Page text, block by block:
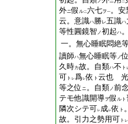
二
外ニ假 ル二六七ヲ一。安
云。意識ハ勝レ五識ハ
等性圓鏡智ノ初起ハ
一。無心睡眠悶絶
讀師ハ無心睡眠等ノ
久時カ故。自類ハ不 ト
可 ト レ爲レ依 ト 云也 光
等之位 ニ。自類ノ前
テモ他識開導ヲ假 ルト
隣次シテ可レ成レ依 ト
故。引力之勢用可 ト レ